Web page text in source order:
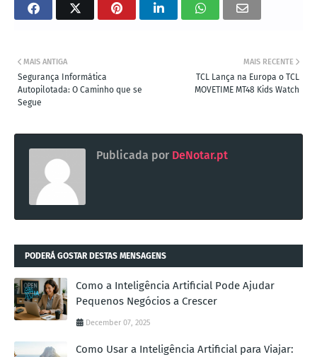
MAIS RECENTE
TCL Lança na Europa o TCL
MOVETIME MT48 Kids Watch
MAIS ANTIGA
Segurança Informática
Autopilotada: O Caminho que se
Segue
Publicada por DeNotar.pt
PODERÁ GOSTAR DESTAS MENSAGENS
Como a Inteligência Artificial Pode Ajudar
Pequenos Negócios a Crescer
December 07, 2025
Como Usar a Inteligência Artificial para Viajar: